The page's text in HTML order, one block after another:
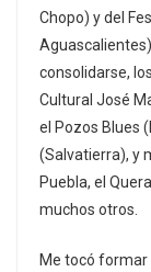
Chopo) y del
consolidarse,
Cultural José
el Pozos Blues
(Salvatierra), y
Puebla, el
muchos otros.
Me tocó